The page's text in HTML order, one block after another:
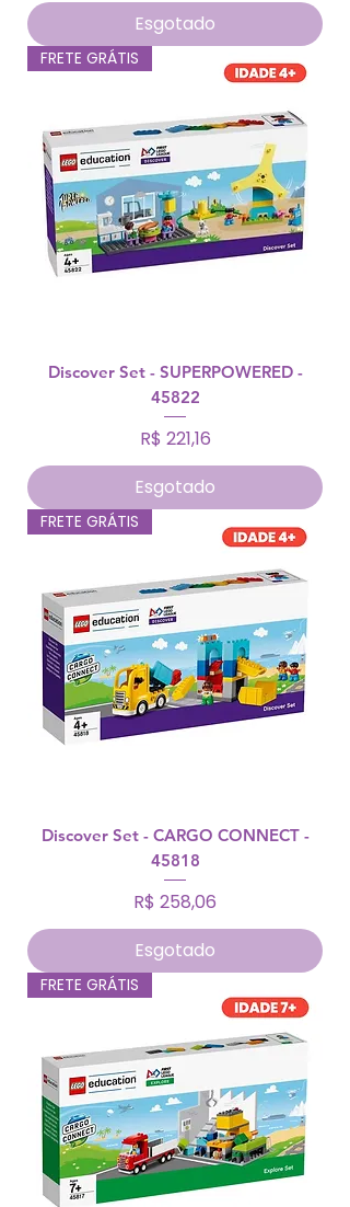
Esgotado
FRETE GRÁTIS
Discover Set - SUPERPOWERED -
45822
Preço
R$ 221,16
Esgotado
FRETE GRÁTIS
Discover Set - CARGO CONNECT -
45818
Preço
R$ 258,06
Esgotado
FRETE GRÁTIS